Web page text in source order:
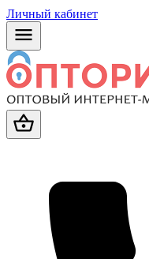
Личный кабинет